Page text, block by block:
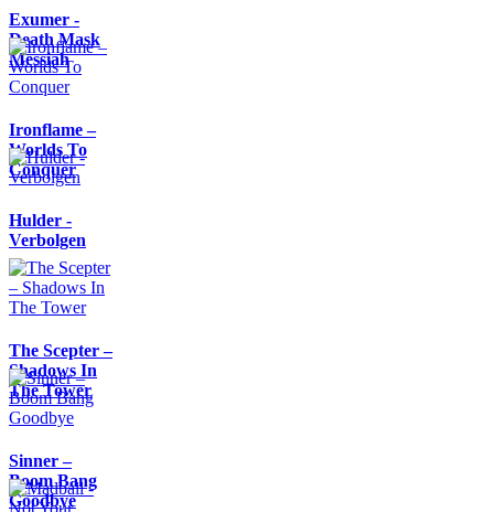
Exumer -
Death Mask
Messiah
Ironflame –
Worlds To
Conquer
Hulder -
Verbolgen
The Scepter –
Shadows In
The Tower
Sinner –
Boom Bang
Goodbye